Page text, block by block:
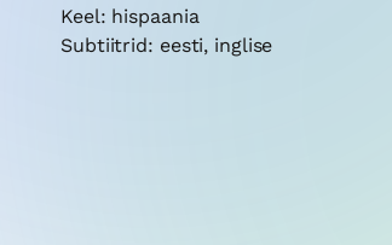
Keel: hispaania
Subtiitrid: eesti, inglise